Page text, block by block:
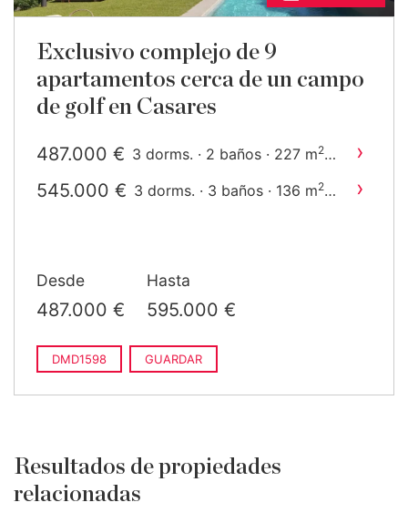
Exclusivo complejo de 9
apartamentos cerca de un campo
de golf en Casares
487.000 € 3 dorms. · 2 baños · 227 m2 ›
545.000 € 3 dorms. · 3 baños · 136 m2 ›
Desde
487.000 €
Hasta
595.000 €
DMD1598 GUARDAR
Resultados de propiedades
relacionadas